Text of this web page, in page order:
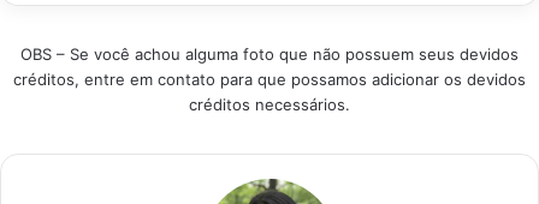
OBS – Se você achou alguma foto que não possuem seus devidos
créditos, entre em contato para que possamos adicionar os devidos
créditos necessários.